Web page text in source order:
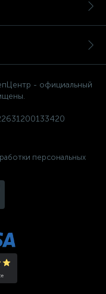
- официальный
персональных